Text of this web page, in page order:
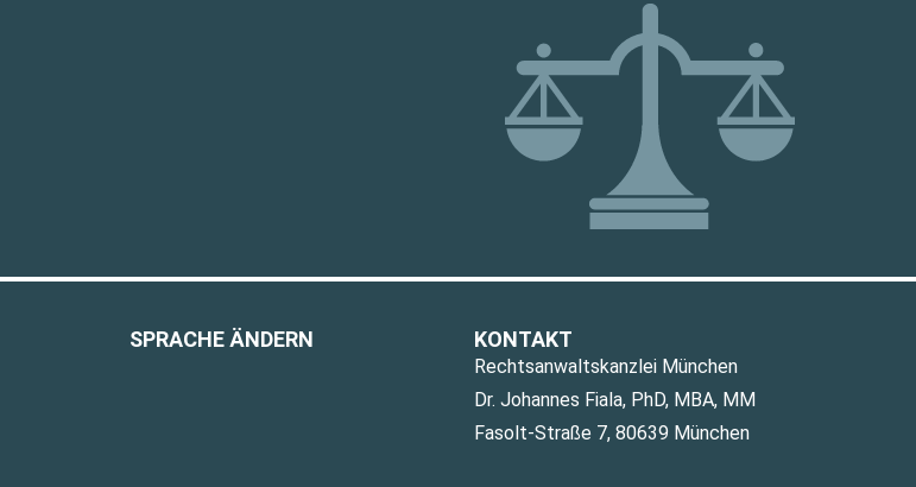
SPRACHE ÄNDERN KONTAKT
Rechtsanwaltskanzlei München
Dr. Johannes Fiala, PhD, MBA, MM
Fasolt-Straße 7, 80639 München